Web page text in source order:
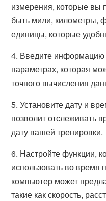
измерения, которые вы
быть мили, километры,
единицы, которые
4. Введите информацию
параметрах, которая
точного вычисления
5. Установите дату и
позволит отслеживать
дату вашей тренировки.
6. Настройте функции,
использовать во время
компьютер может
такие как скорость,